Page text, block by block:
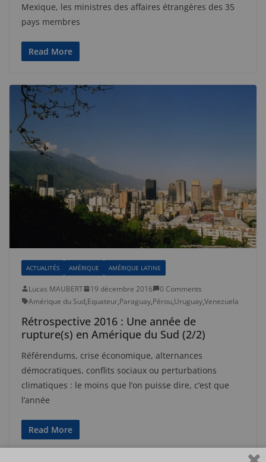
Mexique, les ministres des affaires étrangères des 35
pays membres
Read More
ACTUALITÉS AMÉRIQUE AMÉRIQUE LATINE
Lucas MAUBERT 19 décembre 2016
0 Comments
Amérique du Sud,Equateur,Paraguay,Pérou,Uruguay,Venezuela
Rétrospective 2016 : Une année de
rupture(s) en Amérique du Sud (2/2)
Référendums, crise économique, alternances
démocratiques, conflits sociaux ou perturbations
climatiques : le moins que l’on puisse dire, c’est que
l’année
Read More